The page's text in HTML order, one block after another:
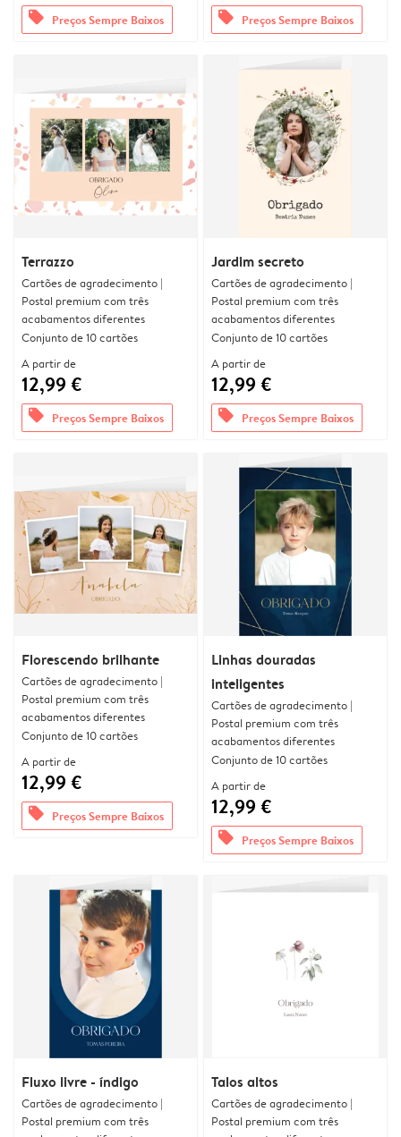
offers Preços Sempre Baixos offers Preços Sempre Baixos
Terrazzo
Cartões de agradecimento |
Postal premium com três
acabamentos diferentes
Conjunto de 10 cartões
A partir de
12,99 €
offers Preços Sempre Baixos
Jardim secreto
Cartões de agradecimento |
Postal premium com três
acabamentos diferentes
Conjunto de 10 cartões
A partir de
12,99 €
offers Preços Sempre Baixos
Florescendo brilhante
Cartões de agradecimento |
Postal premium com três
acabamentos diferentes
Conjunto de 10 cartões
A partir de
12,99 €
offers Preços Sempre Baixos
Linhas douradas
inteligentes
Cartões de agradecimento |
Postal premium com três
acabamentos diferentes
Conjunto de 10 cartões
A partir de
12,99 €
offers Preços Sempre Baixos
Fluxo livre - índigo
Cartões de agradecimento |
Postal premium com três
Talos altos
Cartões de agradecimento |
Postal premium com três